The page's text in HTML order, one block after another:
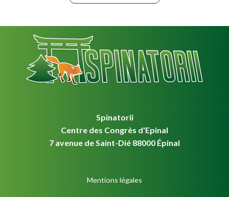
Spinatorii
Centre des Congrès d'Epinal
7 avenue de Saint-Dié 88000 Épinal
Mentions légales